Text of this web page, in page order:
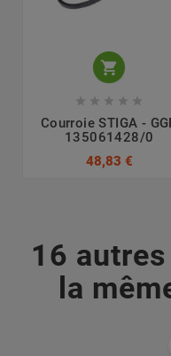

    
Courroie STIGA -
135061428/0
48,83 €
16
la